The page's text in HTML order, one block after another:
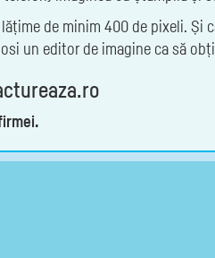
de minim 400 de pixeli.
un editor de imagine ca să